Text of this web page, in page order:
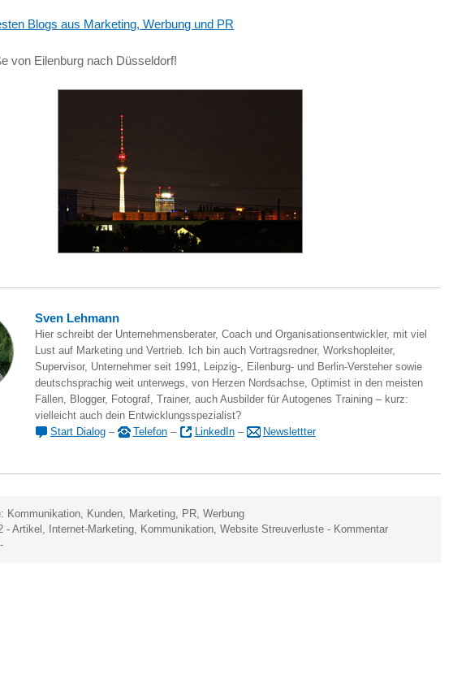
Blogs aus Marketing, Werbung und PR
von Eilenburg nach Düsseldorf!
Sven Lehmann
Hier schreibt der Unternehmensberater, Coach und Organisationsentwickler, mit viel
Lust auf Marketing und Vertrieb. Ich bin auch Vortragsredner, Workshopleiter,
Supervisor, Unternehmer seit 1991, Leipzig-, Eilenburg- und Berlin-Versteher sowie
deutschsprachig weit unterwegs, von Herzen Nordsachse, Optimist in den meisten
Fällen, Blogger, Fotograf, Trainer, auch Ausbilder für Autogenes Training – kurz:
vielleicht auch dein Entwicklungsspezialist?
Start Dialog– Telefon– LinkedIn– Newslettter
Kommunikation, Kunden, Marketing, PR,Werbung
-Artikel , Internet-Marketing, Kommunikation,Website Streuverluste - Kommentar
-